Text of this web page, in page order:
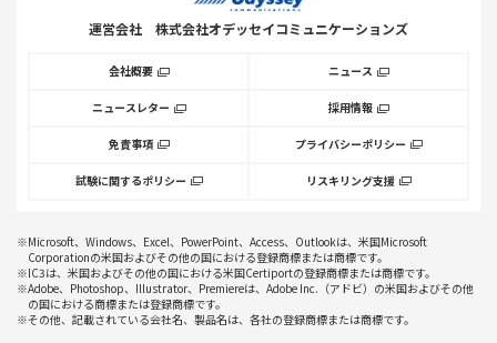
運営会社 株式会社オデッセイコミュニケーションズ
会社概要 ニュース
ニュースレター 採用情報
免責事項 プライバシーポリシー
試験に関するポリシー リスキリング支援
※Microsoft、Windows、Excel、PowerPoint、Access、Outlookは、米国Microsoft
Corporationの米国およびその他の国における登録商標または商標です。
※IC3は、米国およびその他の国における米国Certiportの登録商標または商標です。
※Adobe、Photoshop、Illustrator、Premiereは、Adobe Inc.（アドビ）の米国およびその他
の国における商標または登録商標です。
※その他、記載されている会社名、製品名は、各社の登録商標または商標です。